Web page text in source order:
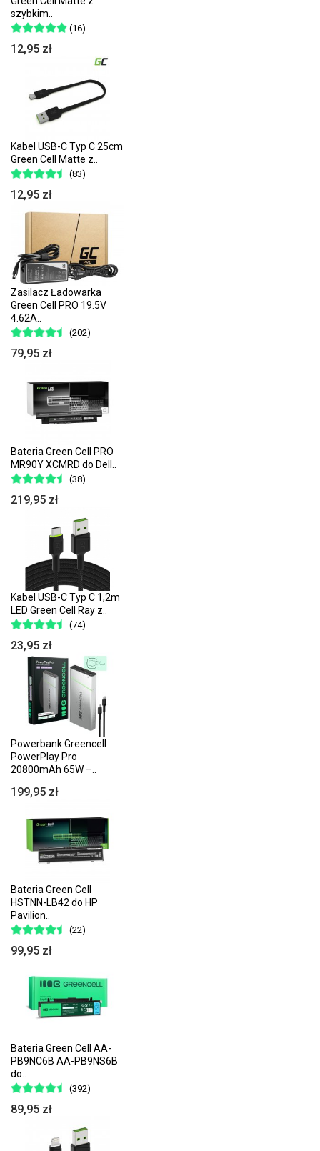
szybkim..
(16)
12,95 zł
Kabel USB-C Typ C 25cm
Green Cell Matte z..
(83)
12,95 zł
Zasilacz Ładowarka
Green Cell PRO 19.5V
4.62A..
(202)
79,95 zł
Bateria Green Cell PRO
MR90Y XCMRD do Dell..
(38)
219,95 zł
Kabel USB-C Typ C 1,2m
LED Green Cell Ray z..
(74)
23,95 zł
Powerbank Greencell
PowerPlay Pro
20800mAh 65W –..
199,95 zł
Bateria Green Cell
HSTNN-LB42 do HP
Pavilion..
(22)
99,95 zł
Bateria Green Cell AA-
PB9NC6B AA-PB9NS6B
do..
(392)
89,95 zł